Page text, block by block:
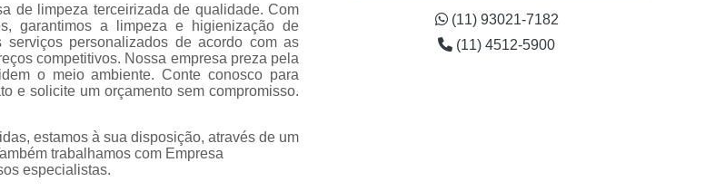
Empresa de Serviços de Conservação e Limpeza
Empresa de Serviços de Limpeza e Conservação
Empresa Terceirizada de Conservação Predial
Empresa Terceirizada de Limpeza e Conservação
Empresa Terceirizada de Limpeza e Conservação de Condomínios
Empresa Terceirizada de Limpeza e Conservação Predial
de limpeza terceirizada de qualidade. Com
garantimos a limpeza e higienização de
serviços personalizados de acordo com as
competitivos. Nossa empresa preza pela
o meio ambiente. Conte conosco para
e solicite um orçamento sem compromisso.
estamos à sua disposição, através de um
trabalhamos com Empresa
especialistas.
(11) 93021-7182
(11) 4512-5900